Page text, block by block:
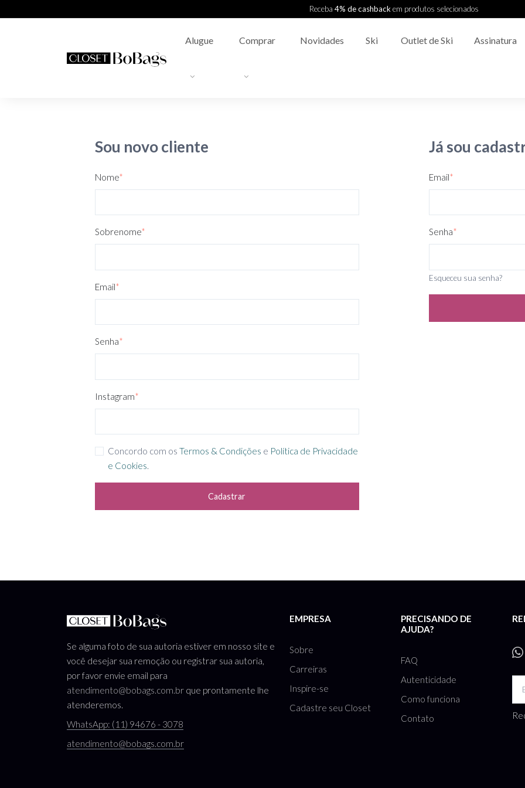
Receba 4% de cashbackem produtos selecionados
Alugue Comprar Novidades Ski Outlet de Ski Assinatura
Sou novo cliente
Nome*
Sobrenome*
Email*
Senha*
Instagram*
Concordo com osTermos & Condições e Política de Privacidade
e Cookies.
Cadastrar
Já sou
Email*
Senha*
Esqueceu sua senha?
Se alguma foto de sua autoria estiver em nosso site e
você desejar sua remoção ou registrar sua autoria,
por favor envie email para
atendimento@bobags.com.br que prontamente lhe
atenderemos.
WhatsApp: (11) 94676 - 3078
atendimento@bobags.com.br
EMPRESA
Sobre
Carreiras
Inspire-se
Cadastre seu Closet
PRECISANDO DE
AJUDA?
FAQ
Autenticidade
Como funciona
Contato